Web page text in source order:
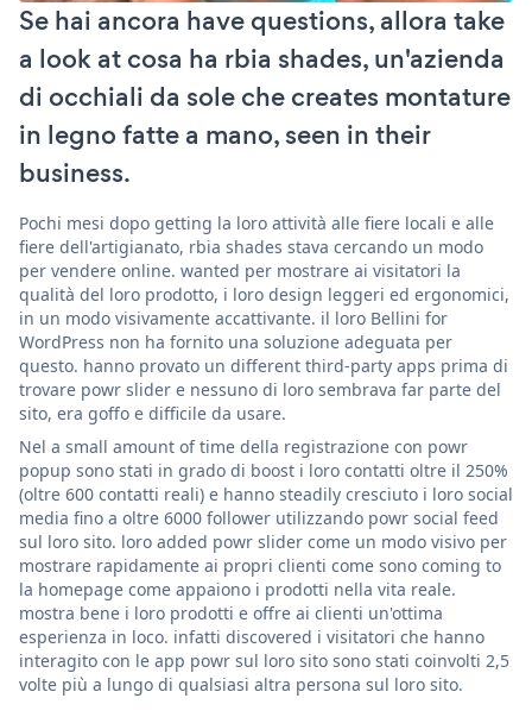
Se hai ancora have questions, allora take
a look at cosa ha rbia shades, un'azienda
di occhiali da sole che creates montature
in legno fatte a mano, seen in their
business.
Pochi mesi dopo getting la loro attività alle fiere locali e alle
fiere dell'artigianato, rbia shades stava cercando un modo
per vendere online. wanted per mostrare ai visitatori la
qualità del loro prodotto, i loro design leggeri ed ergonomici,
in un modo visivamente accattivante. il loro Bellini for
WordPress non ha fornito una soluzione adeguata per
questo. hanno provato un different third-party apps prima di
trovare powr slider e nessuno di loro sembrava far parte del
sito, era goffo e difficile da usare.
Nel a small amount of time della registrazione con powr
popup sono stati in grado di boost i loro contatti oltre il 250%
(oltre 600 contatti reali) e hanno steadily cresciuto i loro social
media fino a oltre 6000 follower utilizzando powr social feed
sul loro sito. loro added powr slider come un modo visivo per
mostrare rapidamente ai propri clienti come sono coming to
la homepage come appaiono i prodotti nella vita reale.
mostra bene i loro prodotti e offre ai clienti un'ottima
esperienza in loco. infatti discovered i visitatori che hanno
interagito con le app powr sul loro sito sono stati coinvolti 2,5
volte più a lungo di qualsiasi altra persona sul loro sito.